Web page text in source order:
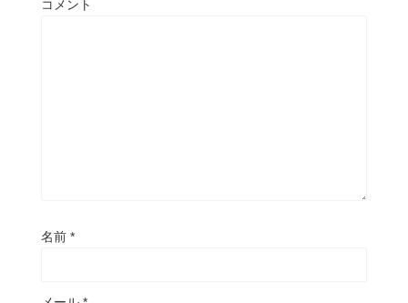
コメント
名前 *